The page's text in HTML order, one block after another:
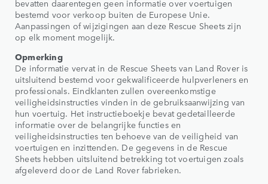
bevatten daarentegen geen informatie over voertuigen
bestemd voor verkoop buiten de Europese Unie.
Aanpassingen of wijzigingen aan deze Rescue Sheets zijn
op elk moment mogelijk.
Opmerking
De informatie vervat in de Rescue Sheets van Land Rover is
uitsluitend bestemd voor gekwalificeerde hulpverleners en
professionals. Eindklanten zullen overeenkomstige
veiligheidsinstructies vinden in de gebruiksaanwijzing van
hun voertuig. Het instructieboekje bevat gedetailleerde
informatie over de belangrijke functies en
veiligheidsinstructies ten behoeve van de veiligheid van
voertuigen en inzittenden. De gegevens in de Rescue
Sheets hebben uitsluitend betrekking tot voertuigen zoals
afgeleverd door de Land Rover fabrieken.